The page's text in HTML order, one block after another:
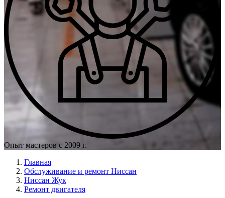
Опыт мастеров с 2009 г.
Главная
Обслуживание и ремонт Ниссан
Ниссан Жук
Ремонт двигателя